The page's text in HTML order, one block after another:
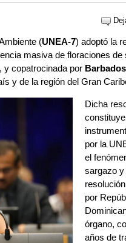
(UNEA-7) adoptó la
masiva de floraciones de
y copatrocinada por Barbados
y de la región del Gran
Dicha
por la
el
sargazo y
por
órgano,
años de